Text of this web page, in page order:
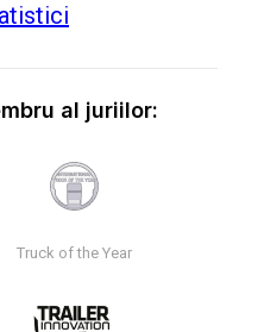
al juriilor:
Truck of the Year